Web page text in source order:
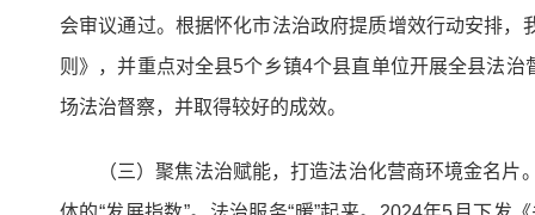
会审议通过。根据怀化市法治政府提质增效行动安排
则》，并重点对全县5个乡镇4个县直单位开展全县法
场法治督察，并取得较好的成效。
（三）聚焦法治赋能，打造法治化营商环境金名